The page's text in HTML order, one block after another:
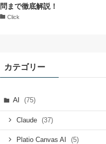
問まで徹底解説！
Click
カテゴリー
AI (75)
Claude (37)
Platio Canvas AI (5)